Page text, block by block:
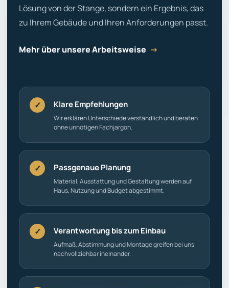
Lösung von der Stange, sondern ein Ergebnis, das
zu Ihrem Gebäude und Ihren Anforderungen passt.
Mehr über unsere Arbeitsweise →
✓ Klare Empfehlungen
Wir erklären Unterschiede verständlich und beraten
ohne unnötigen Fachjargon.
✓ Passgenaue Planung
Material, Ausstattung und Gestaltung werden auf
Haus, Nutzung und Budget abgestimmt.
✓ Verantwortung bis zum Einbau
Aufmaß, Abstimmung und Montage greifen bei uns
nachvollziehbar ineinander.